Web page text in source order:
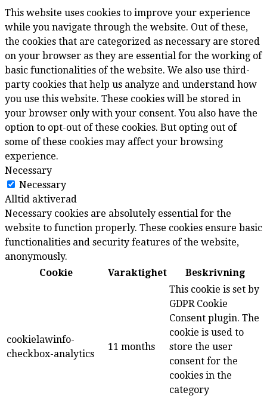
This website uses cookies to improve your experience
while you navigate through the website. Out of these,
the cookies that are categorized as necessary are stored
on your browser as they are essential for the working of
basic functionalities of the website. We also use third-
party cookies that help us analyze and understand how
you use this website. These cookies will be stored in
your browser only with your consent. You also have the
option to opt-out of these cookies. But opting out of
some of these cookies may affect your browsing
experience.
Necessary
Necessary
Alltid aktiverad
Necessary cookies are absolutely essential for the
website to function properly. These cookies ensure basic
functionalities and security features of the website,
anonymously.
Cookie
Varaktighet Beskrivning
cookielawinfo-
checkbox-analytics
11 months
This cookie is set by
GDPR Cookie
Consent plugin. The
cookie is used to
store the user
consent for the
cookies in the
category